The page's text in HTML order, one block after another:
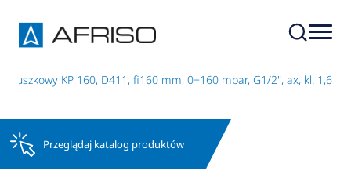
puszkowy KP 160, D411, fi160 mm, 0÷160 mbar, G1/2", ax, kl. 1,6
Przeglądaj katalog produktów